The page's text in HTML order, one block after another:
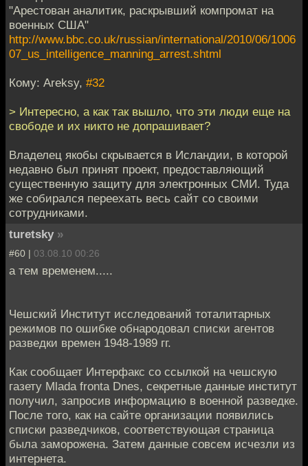
"Арестован аналитик, раскрывший компромат на
военных США"
http://www.bbc.co.uk/russian/international/2010/06/1006
07_us_intelligence_manning_arrest.shtml
Кому: Areksy, #32
> Интересно, а как так вышло, что эти люди еще на
свободе и их никто не допрашивает?
Владелец якобы скрывается в Исландии, в которой
недавно был принят проект, предоставляющий
существенную защиту для электронных СМИ. Туда
же собирался переехать весь сайт со своими
сотрудниками.
turetsky »
#60 | 03.08.10 00:26
а тем временем.....
Чешский Институт исследований тоталитарных
режимов по ошибке обнародовал списки агентов
разведки времен 1948-1989 гг.
Как сообщает Интерфакс со ссылкой на чешскую
газету Mlada fronta Dnes, секретные данные институт
получил, запросив информацию в военной разведке.
После того, как на сайте организации появились
списки разведчиков, соответствующая страница
была заморожена. Затем данные совсем исчезли из
интернета.